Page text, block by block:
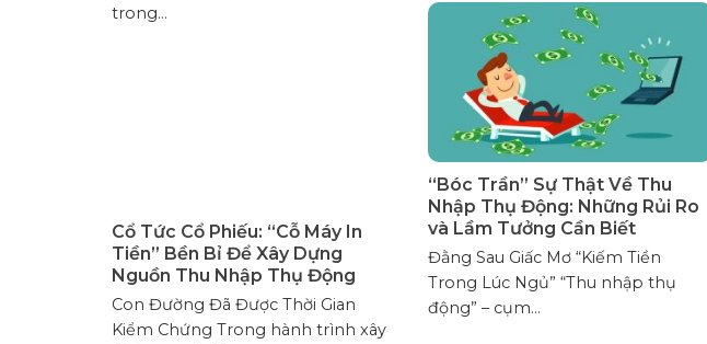
trong...
“Bóc Trần” Sự Thật Về Thu
Nhập Thụ Động: Những Rủi Ro
và Lầm Tưởng Cần Biết
Đằng Sau Giấc Mơ “Kiếm Tiền
Trong Lúc Ngủ” “Thu nhập thụ
động” – cụm...
Cổ Tức Cổ Phiếu: “Cỗ Máy In
Tiền” Bền Bỉ Để Xây Dựng
Nguồn Thu Nhập Thụ Động
Con Đường Đã Được Thời Gian
Kiểm Chứng Trong hành trình xây